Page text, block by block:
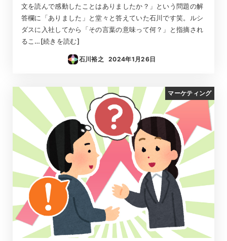
文を読んで感動したことはありましたか？」という問題の解
答欄に「ありました」と堂々と答えていた石川です笑。ルシ
ダスに入社してから「その言葉の意味って何？」と指摘され
るこ…[続きを読む]
石川裕之
投稿日
2024年1月26日
マーケティング